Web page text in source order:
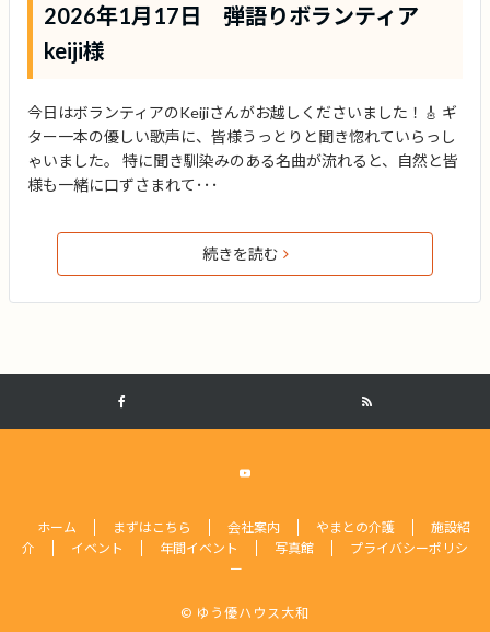
2026年1月17日 弾語りボランティア
keiji様
今日はボランティアのKeijiさんがお越しくださいました！🎸 ギ
ター一本の優しい歌声に、皆様うっとりと聞き惚れていらっし
ゃいました。 特に聞き馴染みのある名曲が流れると、自然と皆
様も一緒に口ずさまれて･･･
続きを読む
ホーム まずはこちら 会社案内 やまとの介護
施設紹
介
イベント 年間イベント 写真館
プライバシーポリシ
ー
© ゆう優ハウス大和